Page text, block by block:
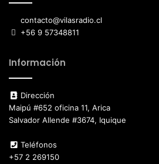
contacto@vilasradio.cl
+56 9 57348811
Información
Dirección
Maipú #652 oficina 11, Arica
Salvador Allende #3674, Iquique
Teléfonos
+57 2 269150